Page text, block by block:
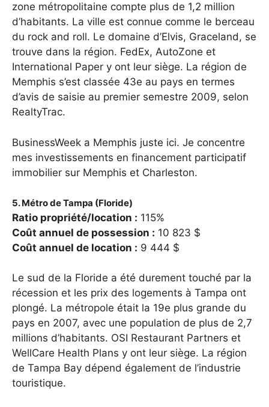
zone métropolitaine compte plus de 1,2 million
d’habitants. La ville est connue comme le berceau
du rock and roll. Le domaine d’Elvis, Graceland, se
trouve dans la région. FedEx, AutoZone et
International Paper y ont leur siège. La région de
Memphis s’est classée 43e au pays en termes
d’avis de saisie au premier semestre 2009, selon
RealtyTrac.
BusinessWeek a Memphis juste ici. Je concentre
mes investissements en financement participatif
immobilier sur Memphis et Charleston.
5. Métro de Tampa (Floride)
Ratio propriété/location : 115%
Coût annuel de possession : 10 823 $
Coût annuel de location : 9 444 $
Le sud de la Floride a été durement touché par la
récession et les prix des logements à Tampa ont
plongé. La métropole était la 19e plus grande du
pays en 2007, avec une population de plus de 2,7
millions d’habitants. OSI Restaurant Partners et
WellCare Health Plans y ont leur siège. La région
de Tampa Bay dépend également de l’industrie
touristique.